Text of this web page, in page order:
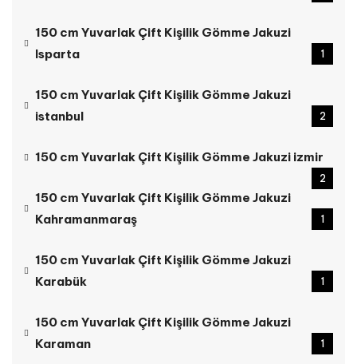
150 cm Yuvarlak Çift Kişilik Gömme Jakuzi
Isparta
1
150 cm Yuvarlak Çift Kişilik Gömme Jakuzi
istanbul
2
150 cm Yuvarlak Çift Kişilik Gömme Jakuzi izmir
2
150 cm Yuvarlak Çift Kişilik Gömme Jakuzi
Kahramanmaraş
1
150 cm Yuvarlak Çift Kişilik Gömme Jakuzi
Karabük
1
150 cm Yuvarlak Çift Kişilik Gömme Jakuzi
Karaman
1